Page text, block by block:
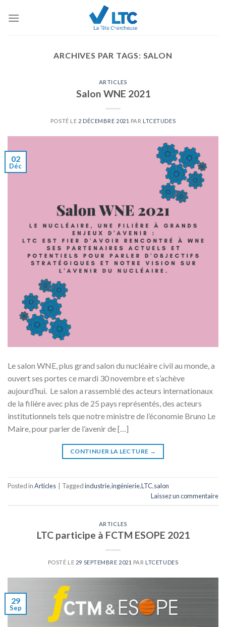
ARCHIVES PAR TAGS: SALON
ARTICLES
Salon WNE 2021
POSTÉ LE 2 DÉCEMBRE 2021 PAR LTCETUDES
02
Déc
Le salon WNE, plus grand salon du nucléaire civil au monde, a
ouvert ses portes ce mardi 30 novembre et s’achève
aujourd’hui. Le salon a rassemblé des acteurs internationaux
de la filière avec plus de 25 pays représentés, des acteurs
institutionnels tels que notre ministre de l’économie Bruno Le
Maire, pour parler de l’avenir de […]
CONTINUER LA LECTURE →
Posted inArticles Taggedindustrie,ingénierie,LTC,salon
Laissez un commentaire
ARTICLES
LTC participe à FCTM ESOPE 2021
POSTÉ LE 29 SEPTEMBRE 2021 PAR LTCETUDES
29
Sep